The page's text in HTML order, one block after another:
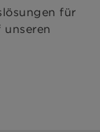
für